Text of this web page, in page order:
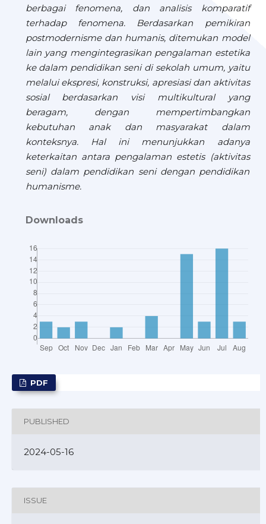
berbagai fenomena, dan analisis komparatif
terhadap fenomena. Berdasarkan pemikiran
postmodernisme dan humanis, ditemukan model
lain yang mengintegrasikan pengalaman estetika
ke dalam pendidikan seni di sekolah umum, yaitu
melalui ekspresi, konstruksi, apresiasi dan aktivitas
sosial berdasarkan visi multikultural yang
beragam, dengan mempertimbangkan
kebutuhan anak dan masyarakat dalam
konteksnya. Hal ini menunjukkan adanya
keterkaitan antara pengalaman estetis (aktivitas
seni) dalam pendidikan seni dengan pendidikan
humanisme.
Downloads
PDF
PUBLISHED
2024-05-16
ISSUE